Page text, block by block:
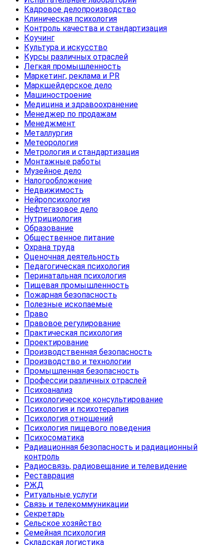
Кадровое делопроизводство
Клиническая психология
Контроль качества и стандартизация
Коучинг
Культура и искусство
Курсы различных отраслей
Легкая промышленность
Маркетинг, реклама и PR
Маркшейдерское дело
Машиностроение
Медицина и здравоохранение
Менеджер по продажам
Менеджмент
Металлургия
Метеорология
Метрология и стандартизация
Монтажные работы
Музейное дело
Налогообложение
Недвижимость
Нейропсихология
Нефтегазовое дело
Нутрициология
Образование
Общественное питание
Охрана труда
Оценочная деятельность
Педагогическая психология
Перинатальная психология
Пищевая промышленность
Пожарная безопасность
Полезные ископаемые
Право
Правовое регулирование
Практическая психология
Проектирование
Производственная безопасность
Производство и технологии
Промышленная безопасность
Профессии различных отраслей
Психоанализ
Психологическое консультирование
Психология и психотерапия
Психология отношений
Психология пищевого поведения
Психосоматика
Радиационная безопасность и радиационный
контроль
Радиосвязь, радиовещание и телевидение
Реставрация
РЖД
Ритуальные услуги
Связь и телекоммуникации
Секретарь
Сельское хозяйство
Семейная психология
Складская логистика